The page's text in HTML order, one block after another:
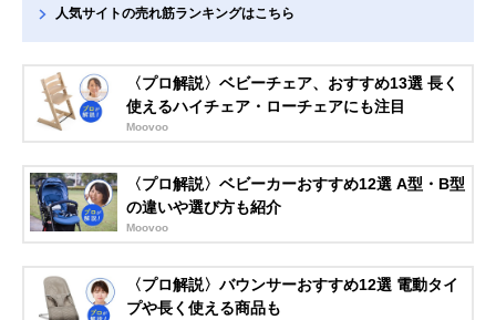
人気サイトの売れ筋ランキングはこちら
〈プロ解説〉ベビーチェア、おすすめ13選 長く
使えるハイチェア・ローチェアにも注目
Moovoo
〈プロ解説〉ベビーカーおすすめ12選 A型・B型
の違いや選び方も紹介
Moovoo
〈プロ解説〉バウンサーおすすめ12選 電動タイ
プや長く使える商品も